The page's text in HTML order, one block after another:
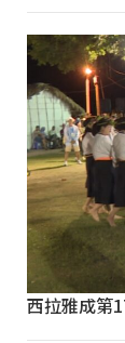
西拉雅成第